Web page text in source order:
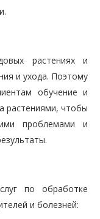
растениях и
и ухода. Поэтому
обучение и
растениями, чтобы
проблемами и
по обработке
и болезней: